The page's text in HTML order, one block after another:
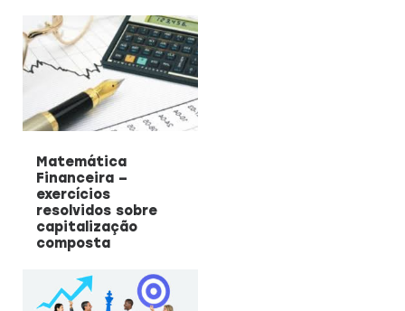
Matemática
Financeira –
exercícios
resolvidos sobre
capitalização
composta